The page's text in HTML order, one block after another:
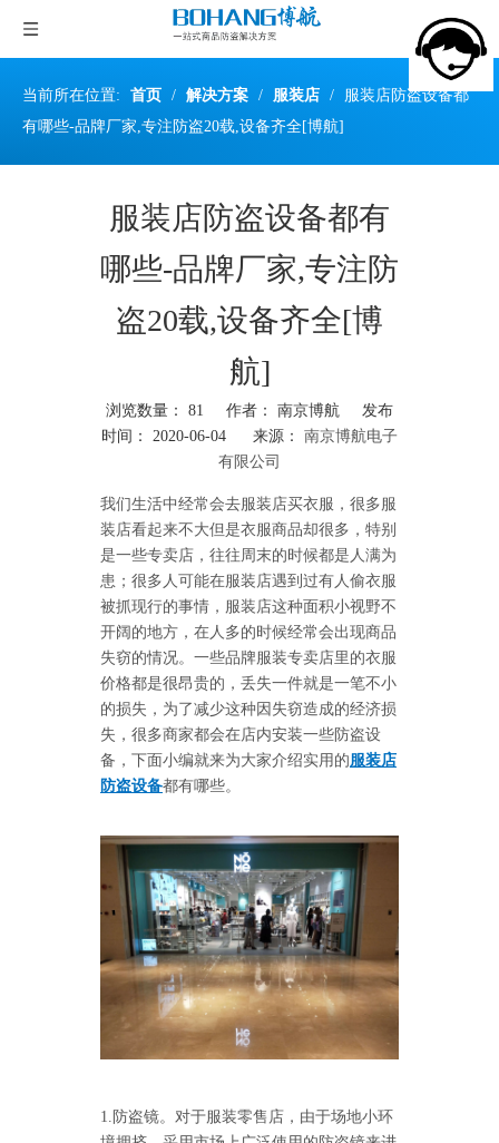
当前所在位置: 首页 / 解决方案 / 服装店 /
服装店防盗设备都
有哪些-品牌厂家,专注防盗20载,设备齐全[博航]
服装店防盗设备都有
哪些-品牌厂家,专注防
盗20载,设备齐全[博
航]
浏览数量： 81 作者： 南京博航 发布
时间： 2020-06-04 来源： 南京博航电子
有限公司
["wechat","weibo","qzone","douban","email"]
我们生活中经常会去服装店买衣服，很多服
装店看起来不大但是衣服商品却很多，特别
是一些专卖店，往往周末的时候都是人满为
患；很多人可能在服装店遇到过有人偷衣服
被抓现行的事情，服装店这种面积小视野不
开阔的地方，在人多的时候经常会出现商品
失窃的情况。一些品牌服装专卖店里的衣服
价格都是很昂贵的，丢失一件就是一笔不小
的损失，为了减少这种因失窃造成的经济损
失，很多商家都会在店内安装一些防盗设
备，下面小编就来为大家介绍实用的服装店
防盗设备都有哪些。
1.防盗镜。对于服装零售店，由于场地小环